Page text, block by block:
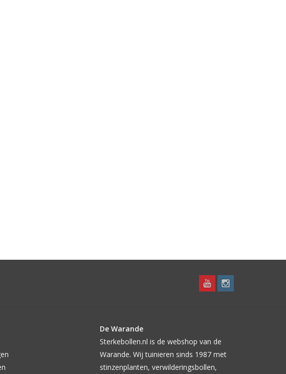
De Warande
Sterkebollen.nl is de webshop van de
Warande. Wij tuinieren sinds 1987 met
stinzenplanten, verwilderingsbollen,